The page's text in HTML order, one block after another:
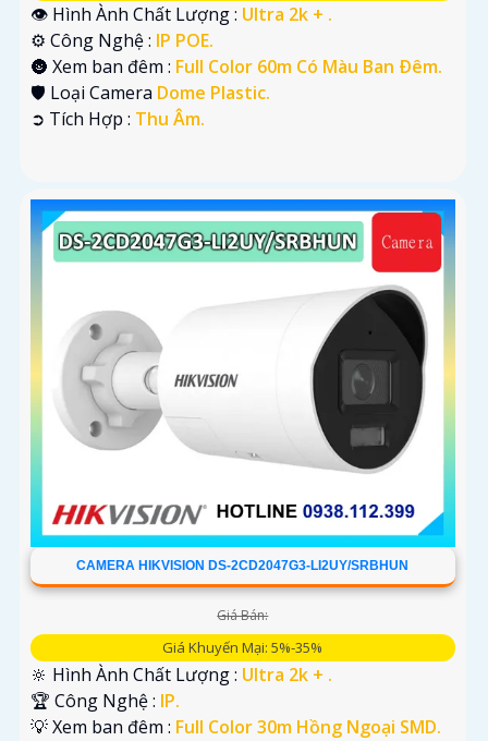
👁 Hình Ành Chất Lượng : Ultra 2k + .
⚙ Công Nghệ : IP POE.
🌚 Xem ban đêm : Full Color 60m Có Màu Ban Ðêm.
🛡 Loại Camera Dome Plastic.
️➲ Tích Hợp : Thu Âm.
CAMERA HIKVISION DS-2CD2047G3-LI2UY/SRBHUN
Giá Bán:
Giá Khuyến Mại: 5%-35%
🔆 Hình Ành Chất Lượng : Ultra 2k + .
🏆 Công Nghệ : IP.
💡 Xem ban đêm : Full Color 30m Hồng Ngoại SMD.